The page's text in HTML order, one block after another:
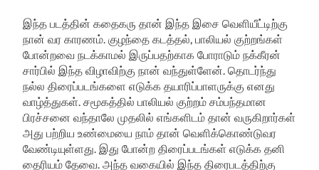
இந்த படத்தின் கதைகரு தான் இந்த இசை வெளியீட்டிற்கு
நான் வர காரணம். குழந்தை கடத்தல், பாலியல் குற்றங்கள்
போன்றவை நடக்காமல் இருப்பதற்காக போராடும் நக்கீரன்
சார்பில் இந்த விழாவிற்கு நான் வந்துள்ளேன். தொடர்ந்து
நல்ல திரைப்படங்களை எடுக்க தயாரிப்பாளருக்கு எனது
வாழ்த்துகள். சமூகத்தில் பாலியல் குற்றம் சம்பந்தமான
பிரச்சனை வந்தாலே முதலில் எங்களிடம் தான் வருகிறார்கள்
அது பற்றிய உண்மையை நாம் தான் வெளிக்கொண்டுவர
வேண்டியுள்ளது. இது போன்ற திரைப்படங்கள் எடுக்க தனி
தைரியம் தேவை. அந்த வகையில் இந்த திரைபடத்திற்கு